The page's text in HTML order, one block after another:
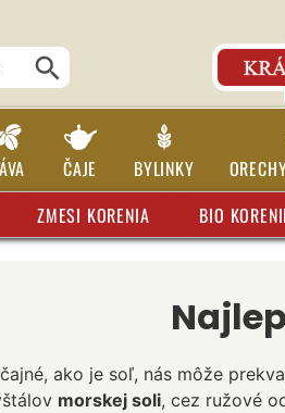
ČAJE BYLINKY
ZMESI KORENIA BIO
ako je soľ, nás môže
morskej soli, cez ružové